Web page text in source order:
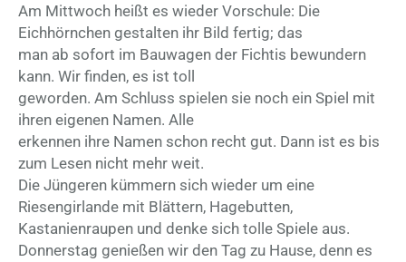
Am Mittwoch heißt es wieder Vorschule: Die
Eichhörnchen gestalten ihr Bild fertig; das
man ab sofort im Bauwagen der Fichtis bewundern
kann. Wir finden, es ist toll
geworden. Am Schluss spielen sie noch ein Spiel mit
ihren eigenen Namen. Alle
erkennen ihre Namen schon recht gut. Dann ist es bis
zum Lesen nicht mehr weit.
Die Jüngeren kümmern sich wieder um eine
Riesengirlande mit Blättern, Hagebutten,
Kastanienraupen und denke sich tolle Spiele aus.
Donnerstag genießen wir den Tag zu Hause, denn es